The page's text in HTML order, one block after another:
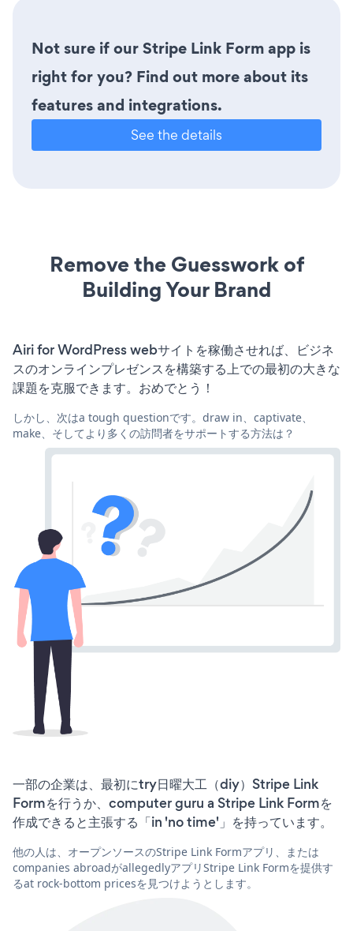
Not sure if our Stripe Link Form app is
right for you? Find out more about its
features and integrations.
See the details
Remove the Guesswork of
Building Your Brand
Airi for WordPress webサイトを稼働させれば、ビジネ
スのオンラインプレゼンスを構築する上での最初の大きな
課題を克服できます。おめでとう！
しかし、次はa tough questionです。draw in、captivate、
make、そしてより多くの訪問者をサポートする方法は？
一部の企業は、最初にtry日曜大工（diy）Stripe Link
Formを行うか、computer guru a Stripe Link Formを
作成できると主張する「in 'no time'」を持っています。
他の人は、オープンソースのStripe Link Formアプリ、または
companies abroadがallegedlyアプリStripe Link Formを提供す
るat rock-bottom pricesを見つけようとします。